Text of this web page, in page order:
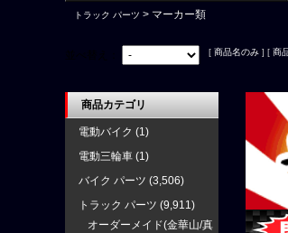
トラック パーツ > マーカー類
[ 商品名のみ ] [ 商
商品カテゴリ
電動バイク (1)
電動三輪車 (1)
バイク パーツ (3,506)
トラック パーツ (9,911)
オーダーメイド(金華山/真